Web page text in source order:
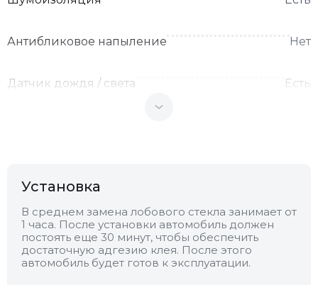
Антибликовое напыление Нет
Датчик дождя / света Есть
Теплопоглощающее Нет
Обогрев
Установка
В среднем замена лобового стекла занимает от
1 часа. После установки автомобиль должен
постоять еще 30 минут, чтобы обеспечить
достаточную адгезию клея. После этого
автомобиль будет готов к эксплуатации.